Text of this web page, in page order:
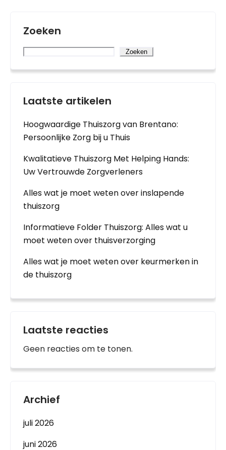
Zoeken
Zoeken
Laatste artikelen
Hoogwaardige Thuiszorg van Brentano:
Persoonlijke Zorg bij u Thuis
Kwalitatieve Thuiszorg Met Helping Hands:
Uw Vertrouwde Zorgverleners
Alles wat je moet weten over inslapende
thuiszorg
Informatieve Folder Thuiszorg: Alles wat u
moet weten over thuisverzorging
Alles wat je moet weten over keurmerken in
de thuiszorg
Laatste reacties
Geen reacties om te tonen.
Archief
juli 2026
juni 2026